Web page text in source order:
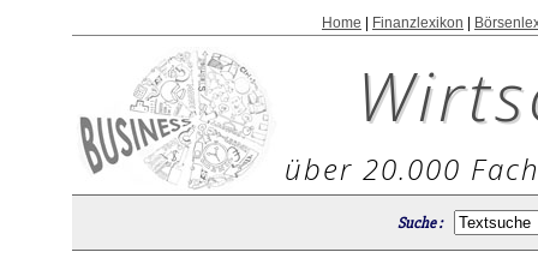
Home Finanzlexikon
über 20.000
Suche :